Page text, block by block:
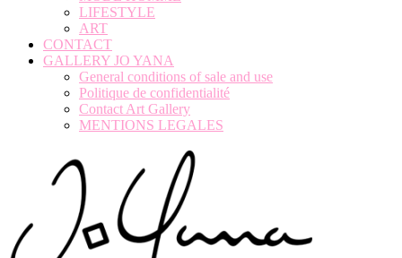
LIFESTYLE
ART
CONTACT
GALLERY JO YANA
General conditions of sale and use
Politique de confidentialité
Contact Art Gallery
MENTIONS LEGALES